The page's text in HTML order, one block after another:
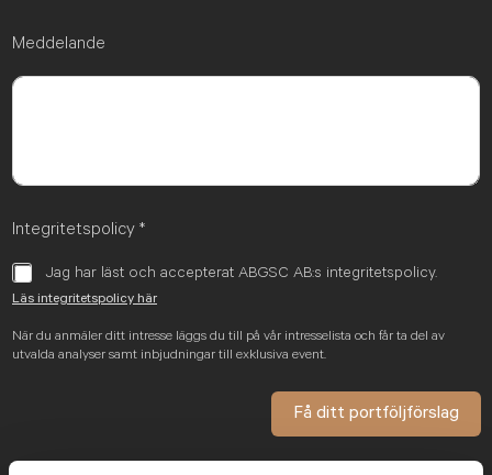
Meddelande
Integritetspolicy *
Jag har läst och accepterat ABGSC AB:s integritetspolicy.
Läs integritetspolicy här
När du anmäler ditt intresse läggs du till på vår intresselista och får ta del av
utvalda analyser samt inbjudningar till exklusiva event.
Få ditt portföljförslag